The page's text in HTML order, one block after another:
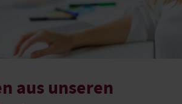
aus unseren